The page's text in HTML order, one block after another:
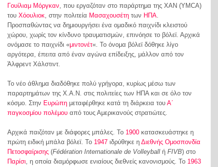
Γουίλιαμ Μόργκαν, που εργαζόταν στο παράρτημα της ΧΑΝ (YMCA)
του Χόουλιοκ, στην πολιτεία Μασαχουσέτη των ΗΠΑ.
Προσπαθώντας να δημιουργήσει ένα ομαδικό παιχνίδι κλειστού
χώρου, χωρίς τον κίνδυνο τραυματισμών, επινόησε το βόλεϊ. Αρχικά
ονόμασε το παιχνίδι «μιντονέτ«. Το όνομα βόλεϊ δόθηκε λίγο
αργότερα, έπειτα από έναν αγώνα επίδειξης, μάλλον από τον
Άλφρεντ Χάλστιντ.
Το νέο άθλημα διαδόθηκε πολύ γρήγορα, κυρίως μέσω των
παραρτημάτων της Χ.Α.Ν. στις πολιτείες των ΗΠΑ και σε όλο τον
κόσμο. Στην Ευρώπη μεταφέρθηκε κατά τη διάρκεια του Α΄
παγκοσμίου πολέμου από τους Αμερικανούς στρατιώτες.
Αρχικά παιζόταν με διάφορες μπάλες. Το 1900 κατασκευάστηκε η
πρώτη ειδική μπάλα βόλεϊ. Το 1947 ιδρύθηκε η Διεθνής Ομοσπονδία
Πετοσφαίρισης (Fédération Internationale de Volleyball ή FIVB) στο
Παρίσι, η οποία διαμόρφωσε ενιαίους διεθνείς κανονισμούς. Το 1963